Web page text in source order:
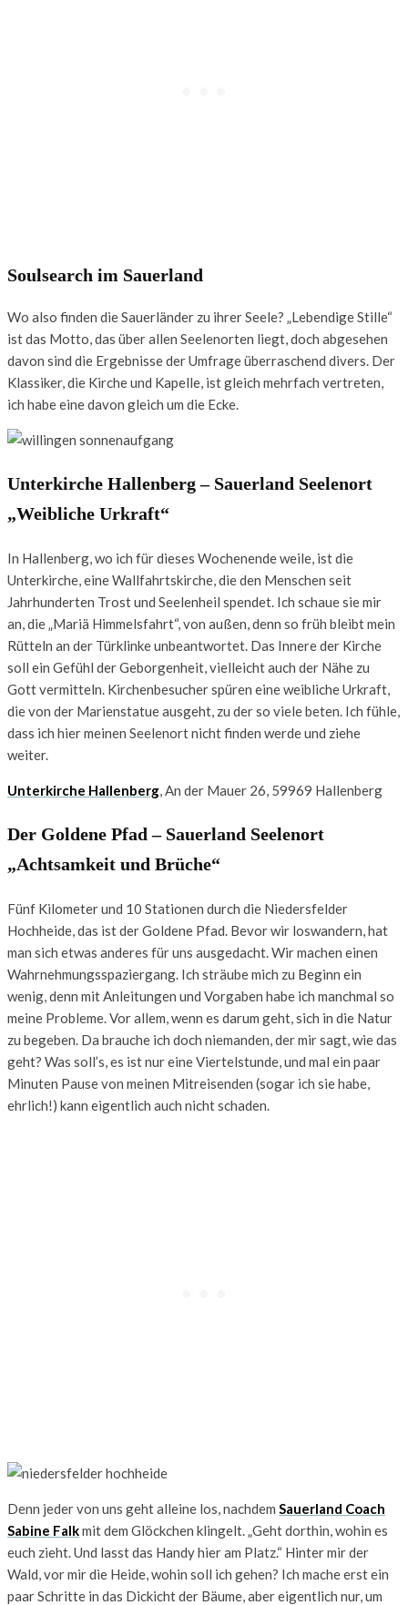
Soulsearch im Sauerland
Wo also finden die Sauerländer zu ihrer Seele? „Lebendige Stille“
ist das Motto, das über allen Seelenorten liegt, doch abgesehen
davon sind die Ergebnisse der Umfrage überraschend divers. Der
Klassiker, die Kirche und Kapelle, ist gleich mehrfach vertreten,
ich habe eine davon gleich um die Ecke.
Unterkirche Hallenberg – Sauerland Seelenort
„Weibliche Urkraft“
In Hallenberg, wo ich für dieses Wochenende weile, ist die
Unterkirche, eine Wallfahrtskirche, die den Menschen seit
Jahrhunderten Trost und Seelenheil spendet. Ich schaue sie mir
an, die „Mariä Himmelsfahrt“, von außen, denn so früh bleibt mein
Rütteln an der Türklinke unbeantwortet. Das Innere der Kirche
soll ein Gefühl der Geborgenheit, vielleicht auch der Nähe zu
Gott vermitteln. Kirchenbesucher spüren eine weibliche Urkraft,
die von der Marienstatue ausgeht, zu der so viele beten. Ich fühle,
dass ich hier meinen Seelenort nicht finden werde und ziehe
weiter.
Unterkirche Hallenberg, An der Mauer 26, 59969 Hallenberg
Der Goldene Pfad – Sauerland Seelenort
„Achtsamkeit und Brüche“
Fünf Kilometer und 10 Stationen durch die Niedersfelder
Hochheide, das ist der Goldene Pfad. Bevor wir loswandern, hat
man sich etwas anderes für uns ausgedacht. Wir machen einen
Wahrnehmungsspaziergang. Ich sträube mich zu Beginn ein
wenig, denn mit Anleitungen und Vorgaben habe ich manchmal so
meine Probleme. Vor allem, wenn es darum geht, sich in die Natur
zu begeben. Da brauche ich doch niemanden, der mir sagt, wie das
geht? Was soll’s, es ist nur eine Viertelstunde, und mal ein paar
Minuten Pause von meinen Mitreisenden (sogar ich sie habe,
ehrlich!) kann eigentlich auch nicht schaden.
Denn jeder von uns geht alleine los, nachdem Sauerland Coach
Sabine Falkmit dem Glöckchen klingelt. „Geht dorthin, wohin es
euch zieht. Und lasst das Handy hier am Platz.“ Hinter mir der
Wald, vor mir die Heide, wohin soll ich gehen? Ich mache erst ein
paar Schritte in das Dickicht der Bäume, aber eigentlich nur, um